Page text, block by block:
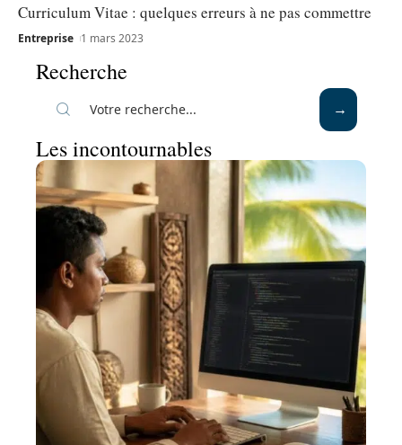
Curriculum Vitae : quelques erreurs à ne pas commettre
Entreprise 1 mars 2023
Recherche
Les incontournables